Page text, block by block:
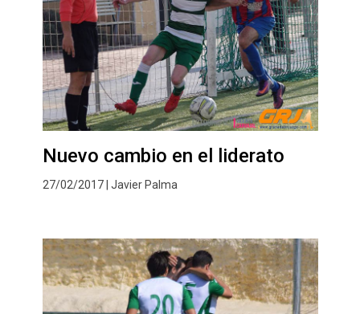
Nuevo cambio en el liderato
27/02/2017 | Javier Palma